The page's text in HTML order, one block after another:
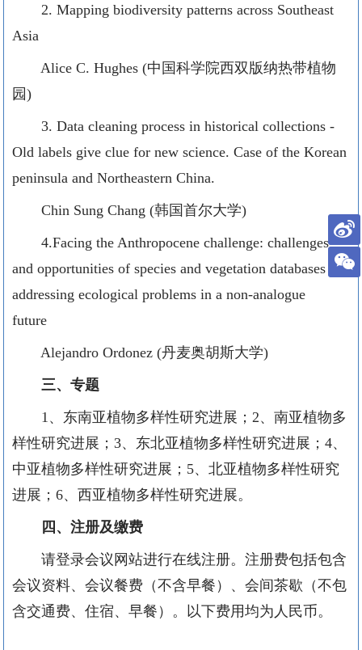
2. Mapping biodiversity patterns across Southeast
Asia
Alice C. Hughes (中国科学院西双版纳热带植物
园)
3. Data cleaning process in historical collections -
Old labels give clue for new science. Case of the Korean
peninsula and Northeastern China.
Chin Sung Chang (韩国首尔大学)
4.Facing the Anthropocene challenge: challenges
and opportunities of species and vegetation databases in
addressing ecological problems in a non-analogue
future
Alejandro Ordonez (丹麦奥胡斯大学)
三、专题
1、东南亚植物多样性研究进展；2、南亚植物多
样性研究进展；3、东北亚植物多样性研究进展；4、
中亚植物多样性研究进展；5、北亚植物多样性研究
进展；6、西亚植物多样性研究进展。
四、注册及缴费
请登录会议网站进行在线注册。注册费包括包含
会议资料、会议餐费（不含早餐）、会间茶歇（不包
含交通费、住宿、早餐）。以下费用均为人民币。